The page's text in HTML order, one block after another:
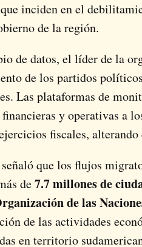
inciden en el
de la región.
de datos, el líder de la
de los partidos
Las plataformas de
y operativas a
fiscales,
señaló que los flujos
de7.7 millones de
de las
de las actividades
en territorio